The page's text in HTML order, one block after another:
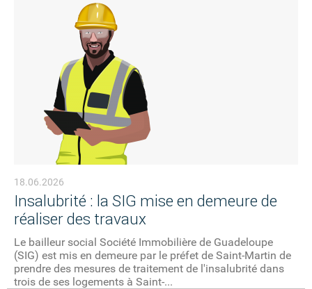
18.06.2026
Insalubrité : la SIG mise en demeure de
réaliser des travaux
Le bailleur social Société Immobilière de Guadeloupe
(SIG) est mis en demeure par le préfet de Saint-Martin de
prendre des mesures de traitement de l'insalubrité dans
trois de ses logements à Saint-...